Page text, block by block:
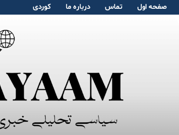
صفحە اول تماس دربارە ما کوردی